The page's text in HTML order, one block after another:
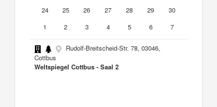
24
25 26 27 28 29
30
1
2 3 4 5 6 7
Rudolf-Breitscheid-Str. 78, 03046,
Cottbus
Weltspiegel Cottbus - Saal 2